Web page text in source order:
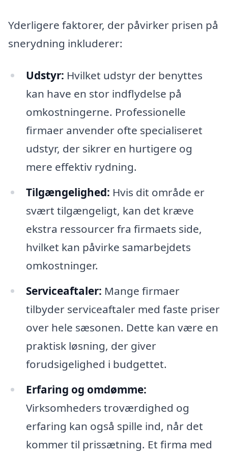
Yderligere faktorer, der påvirker prisen på
snerydning inkluderer:
Udstyr: Hvilket udstyr der benyttes
kan have en stor indflydelse på
omkostningerne. Professionelle
firmaer anvender ofte specialiseret
udstyr, der sikrer en hurtigere og
mere effektiv rydning.
Tilgængelighed: Hvis dit område er
svært tilgængeligt, kan det kræve
ekstra ressourcer fra firmaets side,
hvilket kan påvirke samarbejdets
omkostninger.
Serviceaftaler: Mange firmaer
tilbyder serviceaftaler med faste priser
over hele sæsonen. Dette kan være en
praktisk løsning, der giver
forudsigelighed i budgettet.
Erfaring og omdømme:
Virksomheders troværdighed og
erfaring kan også spille ind, når det
kommer til prissætning. Et firma med